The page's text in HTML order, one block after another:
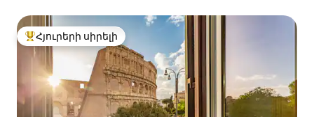
Հյուրերի սիրելի լավագույն տները
Հյուրերի սիրելի